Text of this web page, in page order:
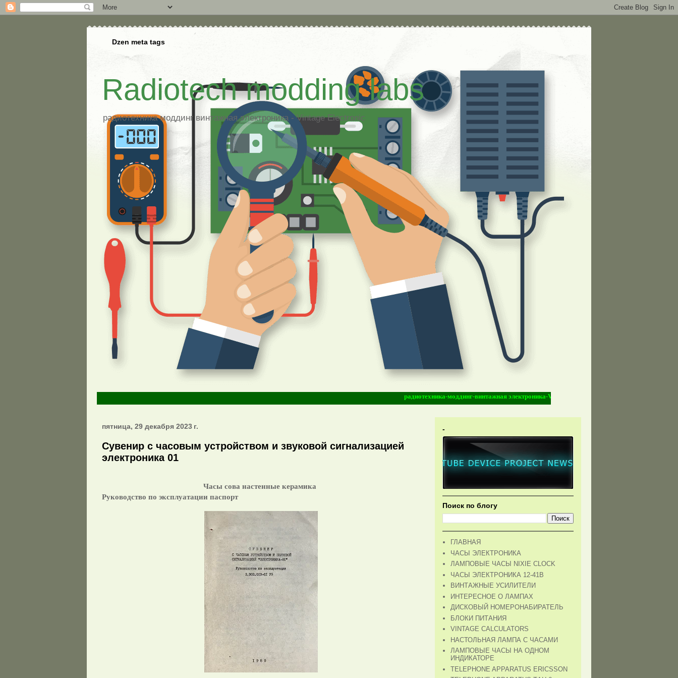
Dzen meta tags
Radiotech modding labs
радиотехника моддинг винтажная электроника - Vintage Electronic
радиотехника-моддинг-винтажная электроника-Vintage Electronic-киберпанк
пятница, 29 декабря 2023 г.
Сувенир с часовым устройством и звуковой сигнализацией
электроника 01
Часы сова настенные керамика
Руководство по эксплуатации паспорт
-
Поиск по блогу
ГЛАВНАЯ
ЧАСЫ ЭЛЕКТРОНИКА
ЛАМПОВЫЕ ЧАСЫ NIXIE CLOCK
ЧАСЫ ЭЛЕКТРОНИКА 12-41В
ВИНТАЖНЫЕ УСИЛИТЕЛИ
ИНТЕРЕСНОЕ О ЛАМПАХ
ДИСКОВЫЙ НОМЕРОНАБИРАТЕЛЬ
БЛОКИ ПИТАНИЯ
VINTAGE CALCULATORS
НАСТОЛЬНАЯ ЛАМПА С ЧАСАМИ
ЛАМПОВЫЕ ЧАСЫ НА ОДНОМ
ИНДИКАТОРЕ
TELEPHONE APPARATUS ERICSSON